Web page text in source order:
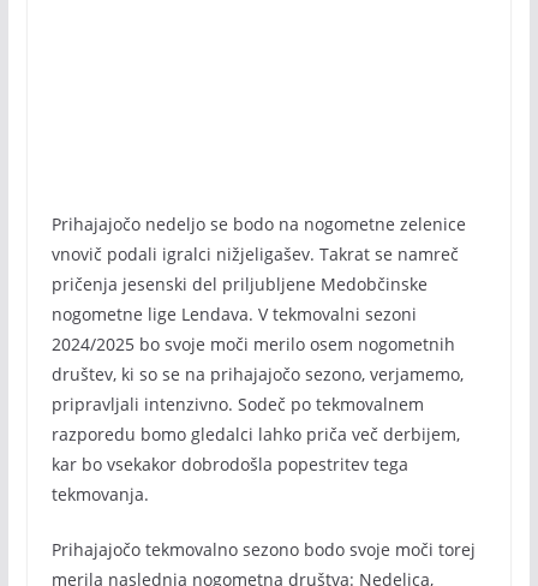
Prihajajočo nedeljo se bodo na nogometne zelenice
vnovič podali igralci nižjeligašev. Takrat se namreč
pričenja jesenski del priljubljene Medobčinske
nogometne lige Lendava. V tekmovalni sezoni
2024/2025 bo svoje moči merilo osem nogometnih
društev, ki so se na prihajajočo sezono, verjamemo,
pripravljali intenzivno. Sodeč po tekmovalnem
razporedu bomo gledalci lahko priča več derbijem,
kar bo vsekakor dobrodošla popestritev tega
tekmovanja.
Prihajajočo tekmovalno sezono bodo svoje moči torej
merila naslednja nogometna društva: Nedelica,